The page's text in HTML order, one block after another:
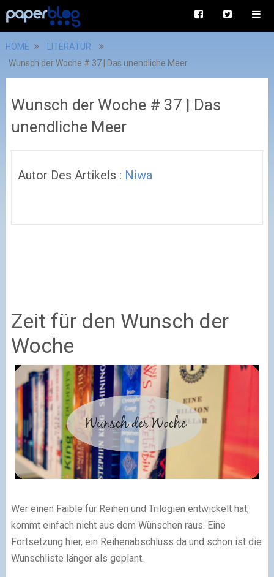
HOME
LITERATUR
Wunsch der Woche # 37 | Das unendliche Meer
Wunsch der Woche # 37 | Das
unendliche Meer
Autor Des Artikels : Niwa
Zeit für den Wunsch der
Woche
Wer einen Faible für Reihen und Trilogien entwickelt hat,
kommt einfach nicht aus dem Wünschen raus. Eine
Fortsetzung hier, ein Reihenabschluss da und schon ist die
Wunschliste länger als geplant.